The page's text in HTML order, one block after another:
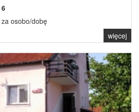
6
za osobo/dobę
więcej